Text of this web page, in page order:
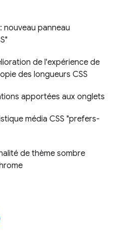
nouveau panneau
de l'expérience de
des longueurs CSS
apportées aux onglets
média CSS "prefers-
de thème sombre